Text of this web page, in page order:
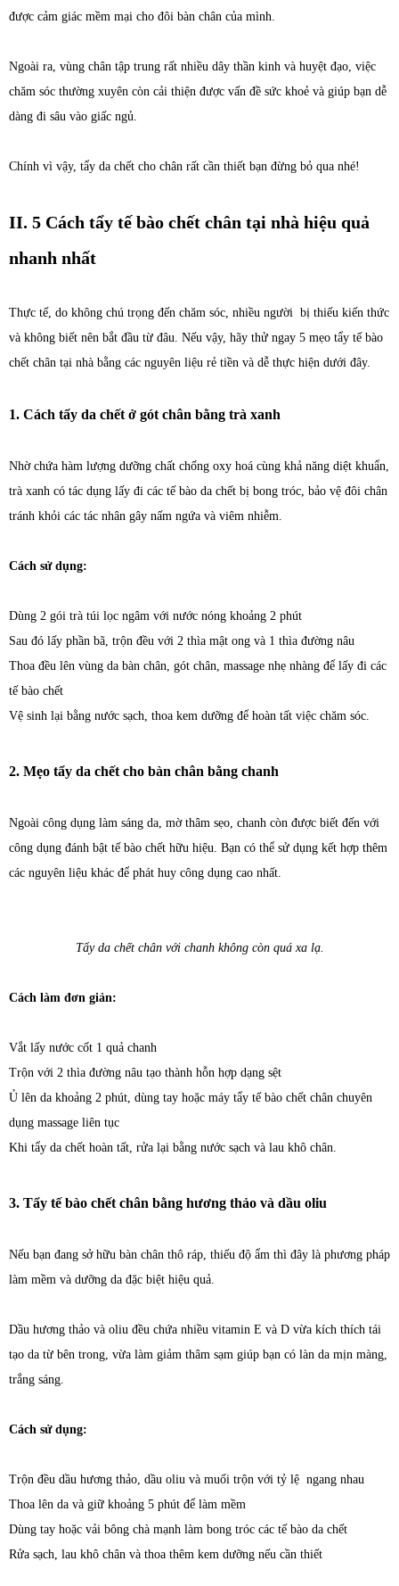
được cảm giác mềm mại cho đôi bàn chân của mình.
Ngoài ra, vùng chân tập trung rất nhiều dây thần kinh và huyệt đạo, việc
chăm sóc thường xuyên còn cải thiện được vấn đề sức khoẻ và giúp bạn dễ
dàng đi sâu vào giấc ngủ.
Chính vì vậy, tẩy da chết cho chân rất cần thiết bạn đừng bỏ qua nhé!
II. 5 Cách tẩy tế bào chết chân tại nhà hiệu quả
nhanh nhất
Thực tế, do không chú trọng đến chăm sóc, nhiều người bị thiếu kiến thức
và không biết nên bắt đầu từ đâu. Nếu vậy, hãy thử ngay 5 mẹo tẩy tế bào
chết chân tại nhà bằng các nguyên liệu rẻ tiền và dễ thực hiện dưới đây.
1. Cách tẩy da chết ở gót chân bằng trà xanh
Nhờ chứa hàm lượng dưỡng chất chống oxy hoá cùng khả năng diệt khuẩn,
trà xanh có tác dụng lấy đi các tế bào da chết bị bong tróc, bảo vệ đôi chân
tránh khỏi các tác nhân gây nấm ngứa và viêm nhiễm.
Cách sử dụng:
Dùng 2 gói trà túi lọc ngâm với nước nóng khoảng 2 phút
Sau đó lấy phần bã, trộn đều với 2 thìa mật ong và 1 thìa đường nâu
Thoa đều lên vùng da bàn chân, gót chân, massage nhẹ nhàng để lấy đi các
tế bào chết
Vệ sinh lại bằng nước sạch, thoa kem dưỡng để hoàn tất việc chăm sóc.
2. Mẹo tẩy da chết cho bàn chân bằng chanh
Ngoài công dụng làm sáng da, mờ thâm sẹo, chanh còn được biết đến với
công dụng đánh bật tế bào chết hữu hiệu. Bạn có thể sử dụng kết hợp thêm
các nguyên liệu khác để phát huy công dụng cao nhất.
Tẩy da chết chân với chanh không còn quá xa lạ.
Cách làm đơn giản:
Vắt lấy nước cốt 1 quả chanh
Trộn với 2 thìa đường nâu tạo thành hỗn hợp dạng sệt
Ủ lên da khoảng 2 phút, dùng tay hoặc máy tẩy tế bào chết chân chuyên
dụng massage liên tục
Khi tẩy da chết hoàn tất, rửa lại bằng nước sạch và lau khô chân.
3. Tẩy tế bào chết chân bằng hương thảo và dầu oliu
Nếu bạn đang sở hữu bàn chân thô ráp, thiếu độ ẩm thì đây là phương pháp
làm mềm và dưỡng da đặc biệt hiệu quả.
Dầu hương thảo và oliu đều chứa nhiều vitamin E và D vừa kích thích tái
tạo da từ bên trong, vừa làm giảm thâm sạm giúp bạn có làn da mịn màng,
trắng sáng.
Cách sử dụng:
Trộn đều dầu hương thảo, dầu oliu và muối trộn với tỷ lệ ngang nhau
Thoa lên da và giữ khoảng 5 phút để làm mềm
Dùng tay hoặc vải bông chà mạnh làm bong tróc các tế bào da chết
Rửa sạch, lau khô chân và thoa thêm kem dưỡng nếu cần thiết